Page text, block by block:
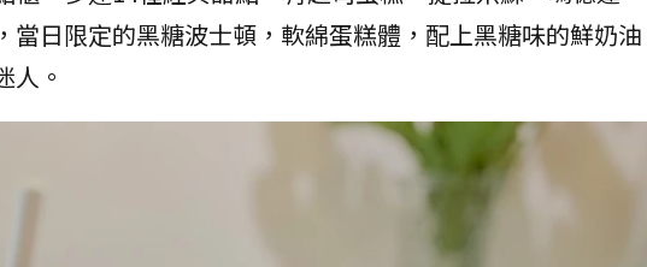
當日限定的黑糖波士頓，軟綿蛋糕體，配上黑糖味的鮮奶
人。